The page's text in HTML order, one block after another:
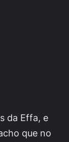
da Effa, e
que no